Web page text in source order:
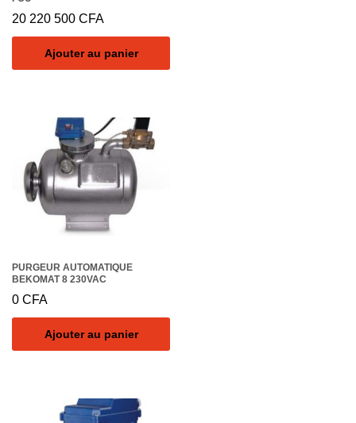
20 220 500 CFA
Ajouter au panier
PURGEUR AUTOMATIQUE
BEKOMAT 8 230VAC
0 CFA
Ajouter au panier